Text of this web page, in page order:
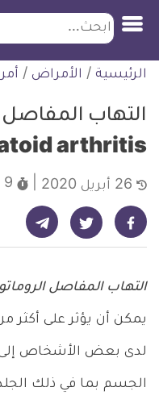
التخطي
للمحتوى
ابحث
الرئيسية / الأمراض /
التهاب المفاصل
arthritis
9 دقائق
شارك على فيسبوك - ديلي ميديكال انفو شارك على تويتر - ديلي ميديكال انفو شارك على تيليجرام - ديلي ميديكال انفو
التهاب المفاصل
يمكن أن يؤثر على أكثر
لدى بعض الأشخاص إلى
الجسم بما في ذلك الجلد